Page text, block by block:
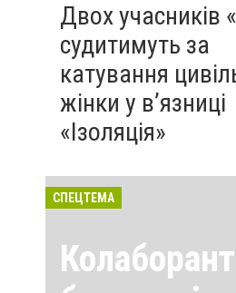
Двох учасників
судитимуть за
катування
жінки у в’язниці
«Ізоляція»
СПЕЦТЕМА